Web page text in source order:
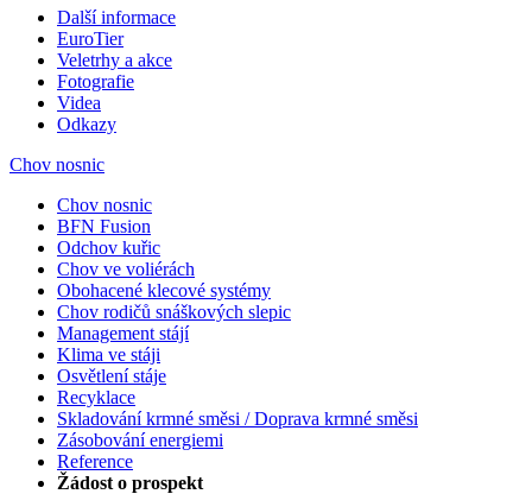
Další informace
EuroTier
Veletrhy a akce
Fotografie
Videa
Odkazy
Chov nosnic
Chov nosnic
BFN Fusion
Odchov kuřic
Chov ve voliérách
Obohacené klecové systémy
Chov rodičů snáškových slepic
Management stájí
Klima ve stáji
Osvětlení stáje
Recyklace
Skladování krmné směsi / Doprava krmné směsi
Zásobování energiemi
Reference
Žádost o prospekt